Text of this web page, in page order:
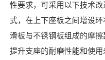
性要求，可采用以下技术
式，在上下座板之间增设
滑板与不锈钢板组成的摩
提升支座的耐磨性能和使用